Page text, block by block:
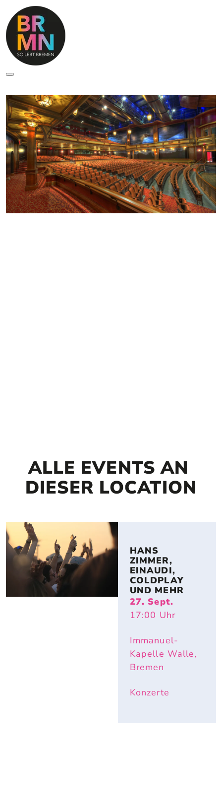
ALLE EVENTS AN
DIESER LOCATION
HANS
ZIMMER,
EINAUDI,
COLDPLAY
UND MEHR
27. Sept.
17:00 Uhr
Immanuel-
Kapelle Walle,
Bremen
Konzerte